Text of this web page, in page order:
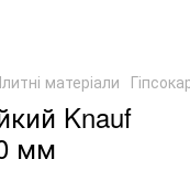
матеріали
Knauf
мм